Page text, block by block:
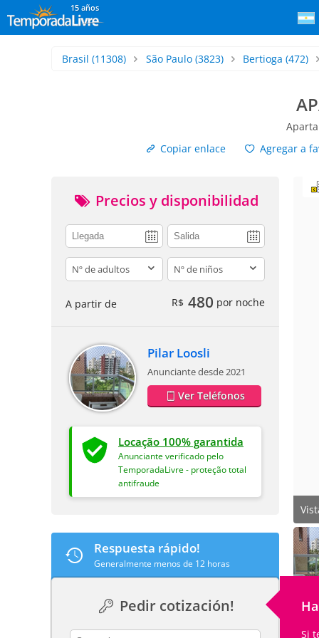
15 años
Brasil (11308) São Paulo(3823) Bertioga (472)
Copiar enlace
Agregar a
Precios y disponibilidad
adults children
A partir de R$ 480 por noche
Pilar Loosli
Anunciante desde 2021
Ver Teléfonos
Locação 100% garantida
Anunciante verificado pelo
TemporadaLivre - proteção total
antifraude
Respuesta rápido!
Generalmente menos de 12 horas
Pedir cotización!
Si